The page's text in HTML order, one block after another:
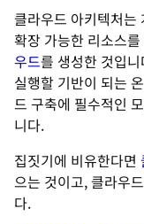
클라우드 아키텍처는
확장 가능한 리소스
우드를 생성한 것입
실행할 기반이 되는
드 구축에 필수적인
니다.
집짓기에 비유한다면
으는 것이고, 클라우
다.